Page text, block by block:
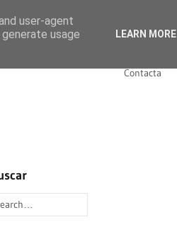
Contacta
user-agent
usage
LEARN MORE